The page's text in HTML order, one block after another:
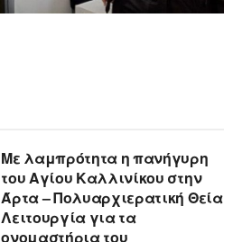
Με λαμπρότητα η πανήγυρη
του Αγίου Καλλινίκου στην
Άρτα – Πολυαρχιερατική Θεία
Λειτουργία για τα
ονομαστήρια του